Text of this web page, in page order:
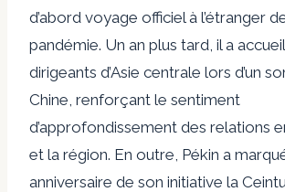
d’abord voyage officiel à l’étranger
pandémie. Un an plus tard, il a
dirigeants d’Asie centrale lors d’un
Chine, renforçant le sentiment
d’approfondissement des relations
et la région. En outre, Pékin a
anniversaire de son initiative la